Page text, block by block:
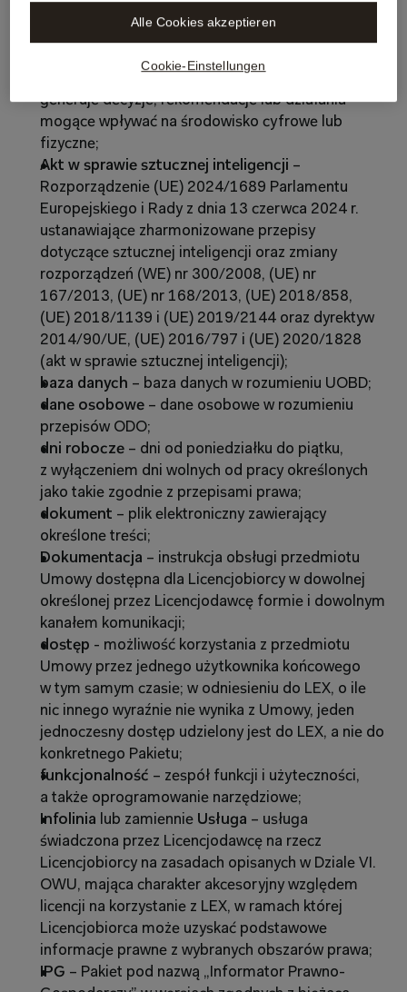
planowania i wykonywania sekwencji działań w celu
inne systemy, narzędzia lub interfejsy API, oraz
generuje decyzje, rekomendacje lub działania
mogące wpływać na środowisko cyfrowe lub
fizyczne;
Akt w sprawie sztucznej inteligencji –
Rozporządzenie (UE) 2024/1689 Parlamentu
Europejskiego i Rady z dnia 13 czerwca 2024 r.
ustanawiające zharmonizowane przepisy
dotyczące sztucznej inteligencji oraz zmiany
rozporządzeń (WE) nr 300/2008, (UE) nr
167/2013, (UE) nr 168/2013, (UE) 2018/858,
(UE) 2018/1139 i (UE) 2019/2144 oraz dyrektyw
2014/90/UE, (UE) 2016/797 i (UE) 2020/1828
(akt w sprawie sztucznej inteligencji);
baza danych – baza danych w rozumieniu UOBD;
dane osobowe – dane osobowe w rozumieniu
przepisów ODO;
dni robocze – dni od poniedziałku do piątku,
z wyłączeniem dni wolnych od pracy określonych
jako takie zgodnie z przepisami prawa;
dokument – plik elektroniczny zawierający
określone treści;
Dokumentacja – instrukcja obsługi przedmiotu
Umowy dostępna dla Licencjobiorcy w dowolnej
określonej przez Licencjodawcę formie i dowolnym
kanałem komunikacji;
dostęp - możliwość korzystania z przedmiotu
Umowy przez jednego użytkownika końcowego
w tym samym czasie; w odniesieniu do LEX, o ile
nic innego wyraźnie nie wynika z Umowy, jeden
jednoczesny dostęp udzielony jest do LEX, a nie do
konkretnego Pakietu;
funkcjonalność – zespół funkcji i użyteczności,
a także oprogramowanie narzędziowe;
Infolinia lub zamiennie Usługa – usługa
świadczona przez Licencjodawcę na rzecz
Licencjobiorcy na zasadach opisanych w Dziale VI.
OWU, mająca charakter akcesoryjny względem
licencji na korzystanie z LEX, w ramach której
Licencjobiorca może uzyskać podstawowe
informacje prawne z wybranych obszarów prawa;
IPG – Pakiet pod nazwą „Informator Prawno-
Cookie-Einstellungen
Alle Cookies akzeptieren